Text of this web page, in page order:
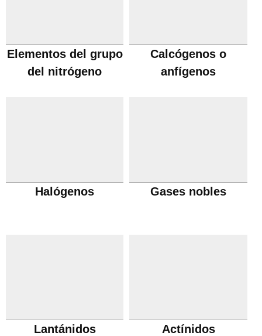
Elementos del grupo
del nitrógeno
Calcógenos o
anfígenos
Halógenos Gases nobles
Lantánidos Actínidos